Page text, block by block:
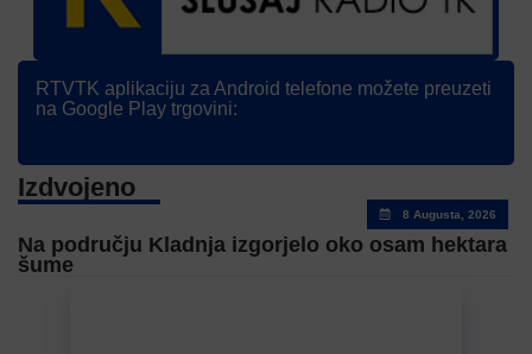
RTVTK aplikaciju za Android telefone možete preuzeti
na Google Play trgovini:
Izdvojeno
8 Augusta, 2026
Na području Kladnja izgorjelo oko osam hektara
šume